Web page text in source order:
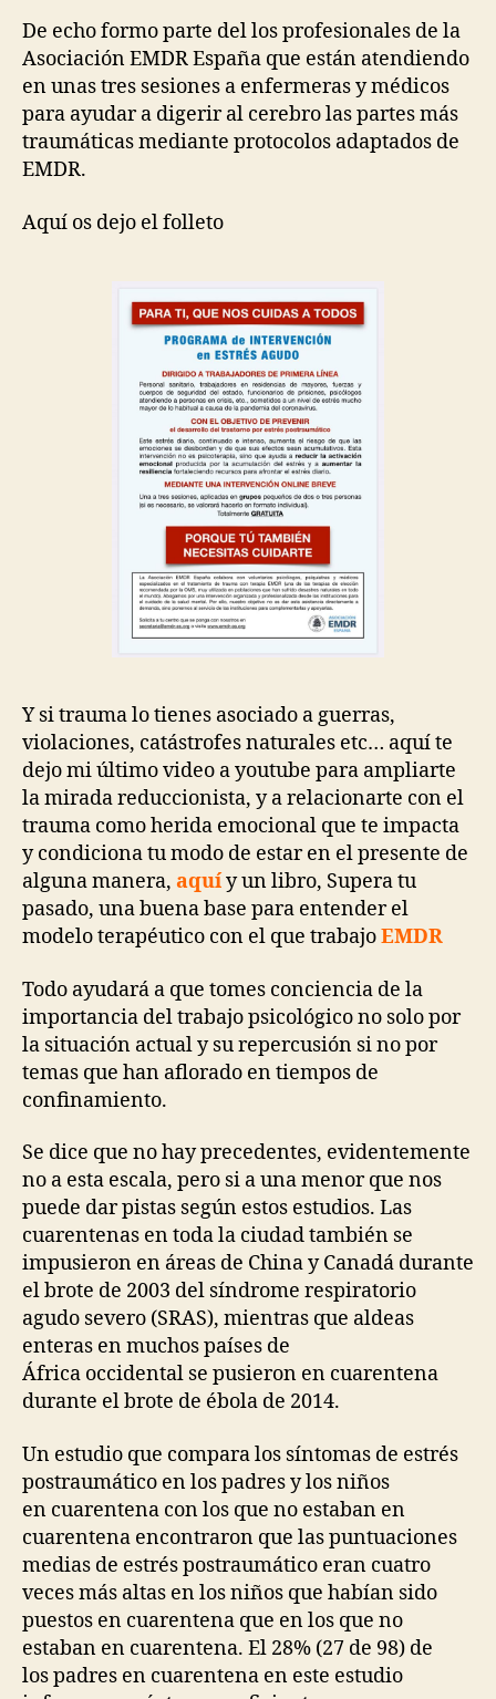
De echo formo parte del los profesionales de la
Asociación EMDR España que están atendiendo
en unas tres sesiones a enfermeras y médicos
para ayudar a digerir al cerebro las partes más
traumáticas mediante protocolos adaptados de
EMDR.
Aquí os dejo el folleto
Y si trauma lo tienes asociado a guerras,
violaciones, catástrofes naturales etc… aquí te
dejo mi último video a youtube para ampliarte
la mirada reduccionista, y a relacionarte con el
trauma como herida emocional que te impacta
y condiciona tu modo de estar en el presente de
alguna manera, aquíy un libro, Supera tu
pasado, una buena base para entender el
modelo terapéutico con el que trabajoEMDR
Todo ayudará a que tomes conciencia de la
importancia del trabajo psicológico no solo por
la situación actual y su repercusión si no por
temas que han aflorado en tiempos de
confinamiento.
Se dice que no hay precedentes, evidentemente
no a esta escala, pero si a una menor que nos
puede dar pistas según estos estudios. Las
cuarentenas en toda la ciudad también se
impusieron en áreas de China y Canadá durante
el brote de 2003 del síndrome respiratorio
agudo severo (SRAS), mientras que aldeas
enteras en muchos países de
África occidental se pusieron en cuarentena
durante el brote de ébola de 2014.
Un estudio que compara los síntomas de estrés
postraumático en los padres y los niños
en cuarentena con los que no estaban en
cuarentena encontraron que las puntuaciones
medias de estrés postraumático eran cuatro
veces más altas en los niños que habían sido
puestos en cuarentena que en los que no
estaban en cuarentena. El 28% (27 de 98) de
los padres en cuarentena en este estudio